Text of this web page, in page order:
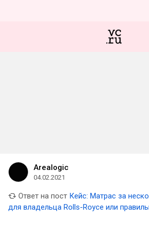
Arealogic
04.02.2021
Ответ на пост Кейс: Матрас за
для владельца Rolls-Royce или